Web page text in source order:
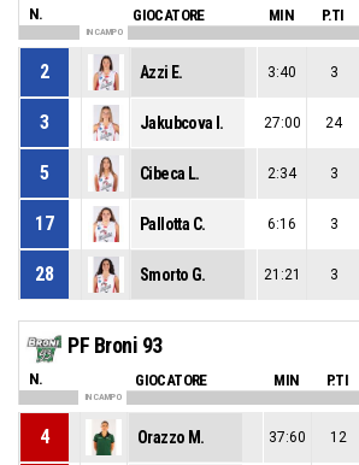
N. GIOCATORE MIN P.TI
IN CAMPO
2 Azzi E. 3:40 3
3 Jakubcova I. 27:00 24
5 Cibeca L. 2:34 3
17 Pallotta C. 6:16 3
28 Smorto G. 21:21 3
PF Broni 93
N. GIOCATORE MIN P.TI
IN CAMPO
4 Orazzo M. 37:60 12